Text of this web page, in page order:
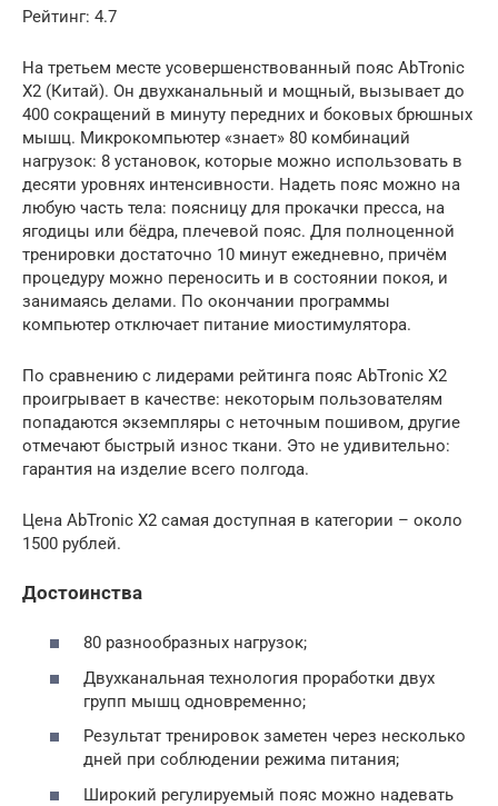
Рейтинг: 4.7
На третьем месте усовершенствованный пояс AbTronic
X2 (Китай). Он двухканальный и мощный, вызывает до
400 сокращений в минуту передних и боковых брюшных
мышц. Микрокомпьютер «знает» 80 комбинаций
нагрузок: 8 установок, которые можно использовать в
десяти уровнях интенсивности. Надеть пояс можно на
любую часть тела: поясницу для прокачки пресса, на
ягодицы или бёдра, плечевой пояс. Для полноценной
тренировки достаточно 10 минут ежедневно, причём
процедуру можно переносить и в состоянии покоя, и
занимаясь делами. По окончании программы
компьютер отключает питание миостимулятора.
По сравнению с лидерами рейтинга пояс AbTronic X2
проигрывает в качестве: некоторым пользователям
попадаются экземпляры с неточным пошивом, другие
отмечают быстрый износ ткани. Это не удивительно:
гарантия на изделие всего полгода.
Цена AbTronic X2 самая доступная в категории – около
1500 рублей.
Достоинства
80 разнообразных нагрузок;
Двухканальная технология проработки двух
групп мышц одновременно;
Результат тренировок заметен через несколько
дней при соблюдении режима питания;
Широкий регулируемый пояс можно надевать